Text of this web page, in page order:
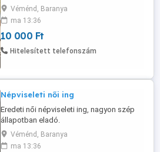
illetve italhűtő
Véménd, Baranya
ma 13:36
10 000 Ft
Hitelesített telefonszám
Népviseleti női ing
Eredeti női népviseleti ing, nagyon szép
állapotban eladó.
Véménd, Baranya
ma 13:36